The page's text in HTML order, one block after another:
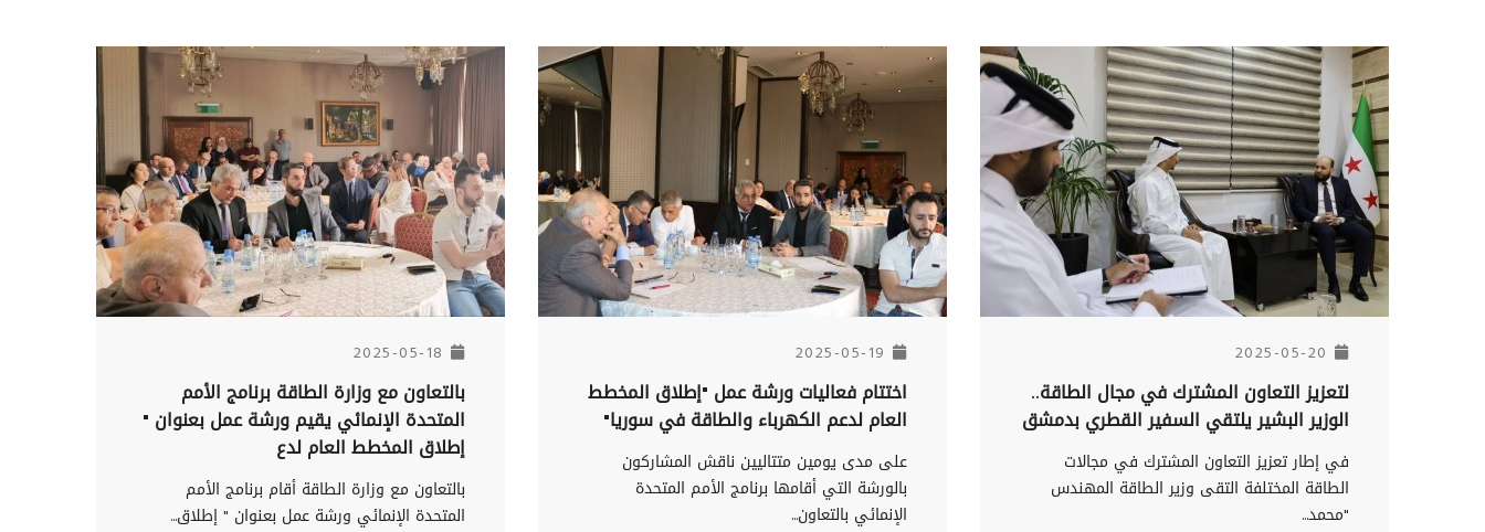
2025-05-20
لتعزيز التعاون المشترك في مجال الطاقة..
الوزير البشير يلتقي السفير القطري بدمشق
في إطار تعزيز التعاون المشترك في مجالات
الطاقة المختلفة التقى وزير الطاقة المهندس
"محمد...
2025-05-19
اختتام فعاليات ورشة عمل "إطلاق المخطط
العام لدعم الكهرباء والطاقة في سوريا"
على مدى يومين متتاليين ناقش المشاركون
بالورشة التي أقامها برنامج الأمم المتحدة
الإنمائي بالتعاون...
2025-05-18
بالتعاون مع وزارة الطاقة برنامج الأمم
المتحدة الإنمائي يقيم ورشة عمل بعنوان "
إطلاق المخطط العام لدع
بالتعاون مع وزارة الطاقة أقام برنامج الأمم
المتحدة الإنمائي ورشة عمل بعنوان " إطلاق...